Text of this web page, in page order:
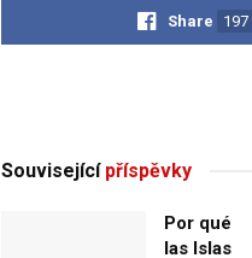
Share 197
Souvisejícípříspěvky
Por qué
las Islas